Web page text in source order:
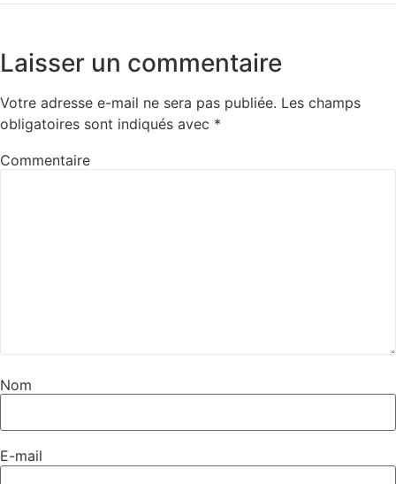
Laisser un commentaire
Votre adresse e-mail ne sera pas publiée. Les champs
obligatoires sont indiqués avec *
Commentaire
Nom
E-mail